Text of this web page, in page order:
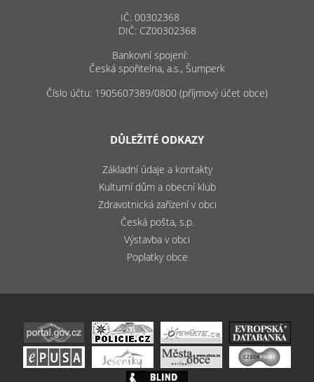
IČ: 00302368
DIČ: CZ00302368
Bankovní spojení:
Česká spořitelna, a.s., Šumperk
Číslo účtu: 1905607389/0800 (příjmový účet obce)
DŮLEŽITÉ ODKAZY
Základní údaje a kontakty
Kulturní dům a obecní klub
Zdravotnická zařízení v obci
Česká pošta, s.p.
Výstavba v obci
Poplatky obce